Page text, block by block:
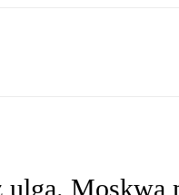
ulgą. Moskwa